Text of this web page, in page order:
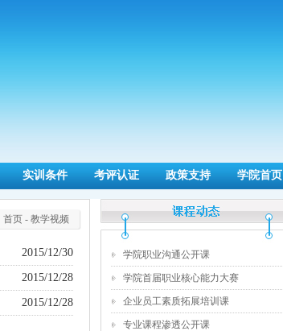
实训条件 考评认证 政策支持 学院首页
首页 - 教学视频
2015/12/30
2015/12/28
2015/12/28
学院职业沟通公开课
学院首届职业核心能力大赛
企业员工素质拓展培训课
专业课程渗透公开课